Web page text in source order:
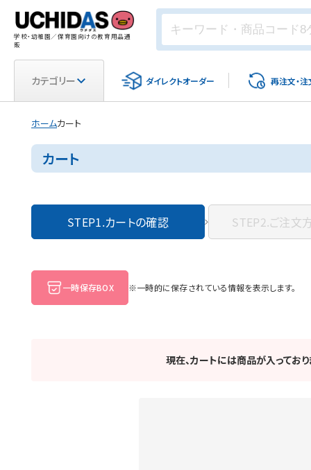
学校・幼稚園／保育園向けの教育用品通
販
カテゴリー ダイレクトオーダー 再注文・注
ホームカート
カート
STEP1.カートの確認 STEP2.ご注文
一時保存BOX ※一時的に保存されている情報を表示します。
現在、カートには商品が入ってお